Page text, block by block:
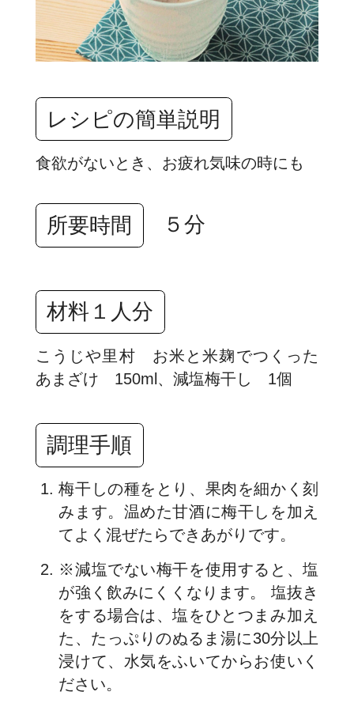
レシピの簡単説明
食欲がないとき、お疲れ気味の時にも
所要時間 ５分
材料１人分
こうじや里村 お米と米麹でつくった
あまざけ 150ml、減塩梅干し 1個
調理手順
梅干しの種をとり、果肉を細かく刻
みます。温めた甘酒に梅干しを加え
てよく混ぜたらできあがりです。
※減塩でない梅干を使用すると、塩
が強く飲みにくくなります。 塩抜き
をする場合は、塩をひとつまみ加え
た、たっぷりのぬるま湯に30分以上
浸けて、水気をふいてからお使いく
ださい。